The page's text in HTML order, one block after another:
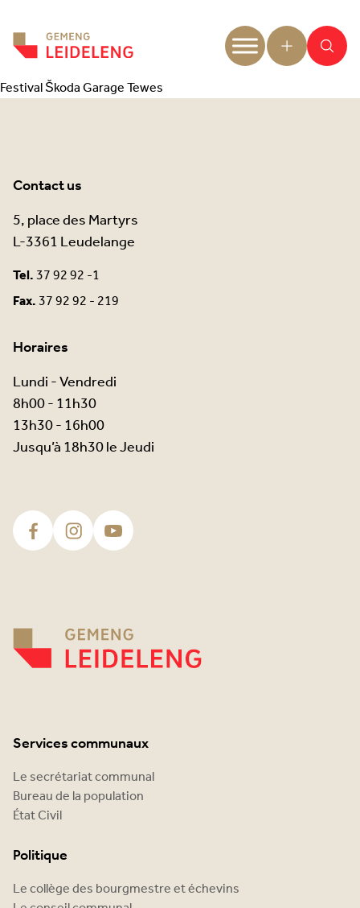
Festival Škoda Garage Tewes
Contact us
5, place des Martyrs
L-3361 Leudelange
Tel.37 92 92 -1
Fax.37 92 92 - 219
Horaires
Lundi - Vendredi
8h00 - 11h30
13h30 - 16h00
Jusqu’à 18h30 le Jeudi
Services communaux
Le secrétariat communal
Bureau de la population
État Civil
Politique
Le collège des bourgmestre et échevins